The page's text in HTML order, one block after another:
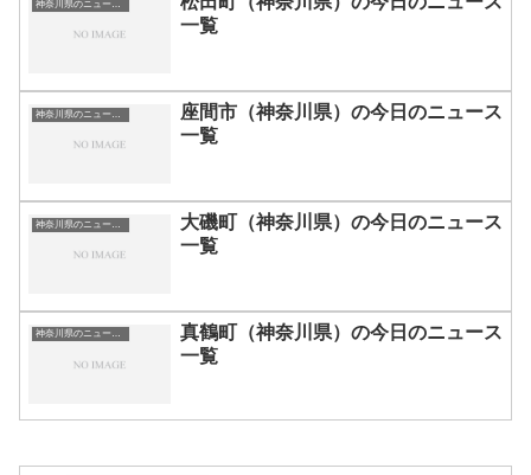
一覧
座間市（神奈川県）の今日のニュース
一覧
大磯町（神奈川県）の今日のニュース
一覧
神奈川県のニュース一覧
真鶴町（神奈川県）の今日のニュース
一覧